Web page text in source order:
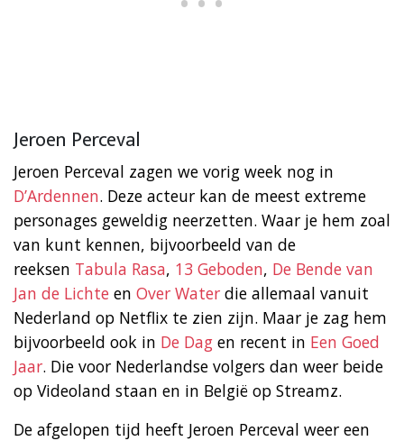
Jeroen Perceval
Jeroen Perceval zagen we vorig week nog in
D’Ardennen. Deze acteur kan de meest extreme
personages geweldig neerzetten. Waar je hem zoal
van kunt kennen, bijvoorbeeld van de
reeksen Tabula Rasa, 13 Geboden, De Bende van
Jan de Lichte en Over Water die allemaal vanuit
Nederland op Netflix te zien zijn. Maar je zag hem
bijvoorbeeld ook in De Dag en recent in Een Goed
Jaar. Die voor Nederlandse volgers dan weer beide
op Videoland staan en in België op Streamz.
De afgelopen tijd heeft Jeroen Perceval weer een